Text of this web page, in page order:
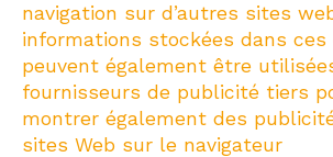
navigation sur d’autres sites
informations stockées dans ces
peuvent également être
fournisseurs de publicité tiers
montrer également des
sites Web sur le navigateur